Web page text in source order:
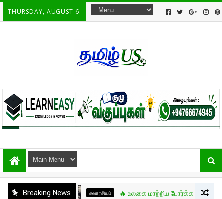
THURSDAY, AUGUST 6.
Breaking News
சுவாரசியம் 🔥 உலகை மாற்றிய போர்க்கலை நாயகன் –